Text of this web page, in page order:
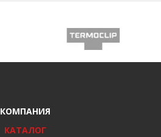
КОМПАНИЯ
КАТАЛОГ